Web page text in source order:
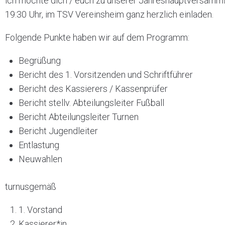
19:30 Uhr, im TSV Vereinsheim ganz herzlich einladen.
Folgende Punkte haben wir auf dem Programm:
Begrüßung
Bericht des 1. Vorsitzenden und Schriftführer
Bericht des Kassierers / Kassenprüfer
Bericht stellv. Abteilungsleiter Fußball
Bericht Abteilungsleiter Turnen
Bericht Jugendleiter
Entlastung
Neuwahlen
turnusgemäß
1. Vorstand